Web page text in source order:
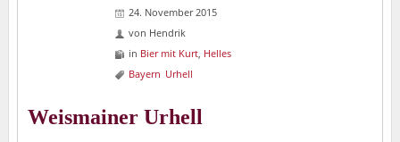
24. November 2015
von Hendrik
in Bier mit Kurt, Helles
Bayern Urhell
Weismainer Urhell